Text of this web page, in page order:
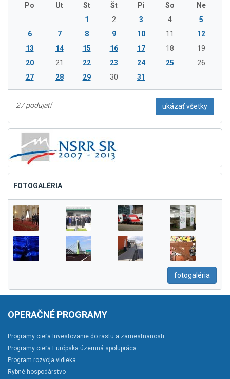
Po Ut St Št Pi So
Ne
1
2 3 4
5
6
7 8 9 10 11
12
13
14 15 16 17 18
19
20
21 22 23 24 25
26
27
28 29 30 31
27 podujatí ukázať všetky
FOTOGALÉRIA
fotogaléria
OPERAČNÉ PROGRAMY
Programy cieľa Investovanie do rastu a zamestnanosti
Programy cieľa Európska územná spolupráca
Program rozvoja vidieka
Rybné hospodárstvo